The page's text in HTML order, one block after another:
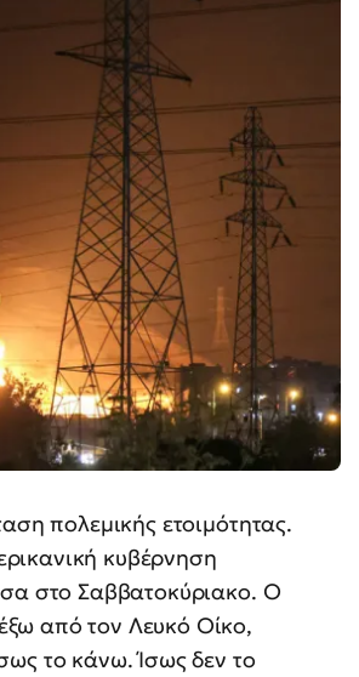
πολεμικής ετοιμότητας.
κυβέρνηση
στο Σαββατοκύριακο. Ο
από τον Λευκό Οίκο,
το κάνω. Ίσως δεν το